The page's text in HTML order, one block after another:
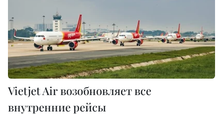
Vietjet Air возобновляет все
внутренние рейсы